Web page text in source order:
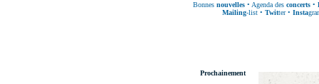
Bonnes nouvelles • Agenda des concerts •
Mailing-list• Twitter• Insta
Prochainement